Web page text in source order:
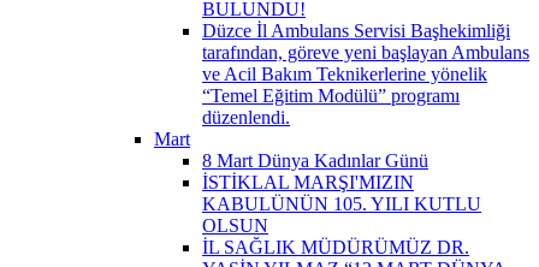
BULUNDU!
Düzce İl Ambulans Servisi Başhekimliği
tarafından, göreve yeni başlayan Ambulans
ve Acil Bakım Teknikerlerine yönelik
“Temel Eğitim Modülü” programı
düzenlendi.
Mart
8 Mart Dünya Kadınlar Günü
İSTİKLAL MARŞI'MIZIN
KABULÜNÜN 105. YILI KUTLU
OLSUN
İL SAĞLIK MÜDÜRÜMÜZ DR.